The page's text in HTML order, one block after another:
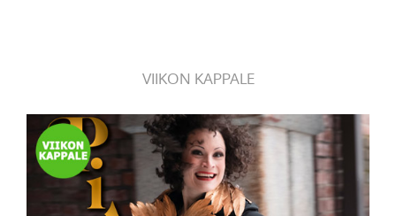
VIIKON KAPPALE